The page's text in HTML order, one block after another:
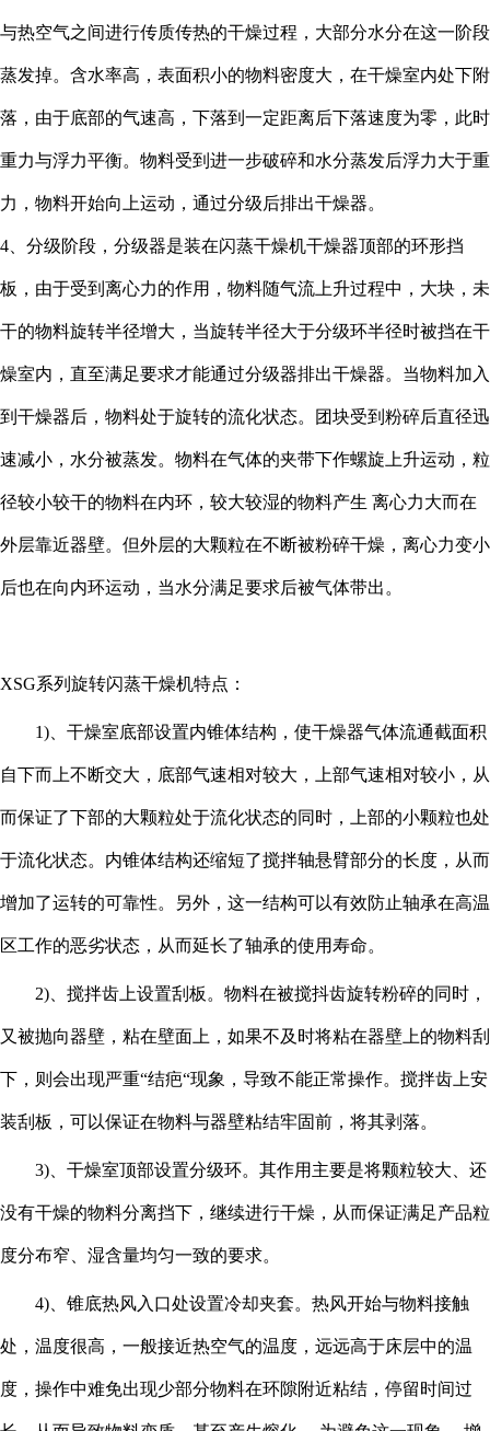
与热空气之间进行传质传热的干燥过程，大部分水分在这一阶段
蒸发掉。含水率高，表面积小的物料密度大，在干燥室内处下附
落，由于底部的气速高，下落到一定距离后下落速度为零，此时
重力与浮力平衡。物料受到进一步破碎和水分蒸发后浮力大于重
力，物料开始向上运动，通过分级后排出干燥器。
4、分级阶段，分级器是装在闪蒸干燥机干燥器顶部的环形挡
板，由于受到离心力的作用，物料随气流上升过程中，大块，未
干的物料旋转半径增大，当旋转半径大于分级环半径时被挡在干
燥室内，直至满足要求才能通过分级器排出干燥器。当物料加入
到干燥器后，物料处于旋转的流化状态。团块受到粉碎后直径迅
速减小，水分被蒸发。物料在气体的夹带下作螺旋上升运动，粒
径较小较干的物料在内环，较大较湿的物料产生 离心力大而在
外层靠近器壁。但外层的大颗粒在不断被粉碎干燥，离心力变小
后也在向内环运动，当水分满足要求后被气体带出。
XSG系列旋转闪蒸干燥机特点：
1)、干燥室底部设置内锥体结构，使干燥器气体流通截面积
自下而上不断交大，底部气速相对较大，上部气速相对较小，从
而保证了下部的大颗粒处于流化状态的同时，上部的小颗粒也处
于流化状态。内锥体结构还缩短了搅拌轴悬臂部分的长度，从而
增加了运转的可靠性。另外，这一结构可以有效防止轴承在高温
区工作的恶劣状态，从而延长了轴承的使用寿命。
2)、搅拌齿上设置刮板。物料在被搅抖齿旋转粉碎的同时，
又被抛向器壁，粘在壁面上，如果不及时将粘在器壁上的物料刮
下，则会出现严重“结疤“现象，导致不能正常操作。搅拌齿上安
装刮板，可以保证在物料与器壁粘结牢固前，将其剥落。
3)、干燥室顶部设置分级环。其作用主要是将颗粒较大、还
没有干燥的物料分离挡下，继续进行干燥，从而保证满足产品粒
度分布窄、湿含量均匀一致的要求。
4)、锥底热风入口处设置冷却夹套。热风开始与物料接触
处，温度很高，一般接近热空气的温度，远远高于床层中的温
度，操作中难免出现少部分物料在环隙附近粘结，停留时间过